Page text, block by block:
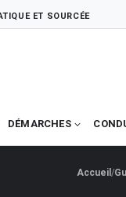
ET SOURCÉE
DÉMARCHES
Accueil